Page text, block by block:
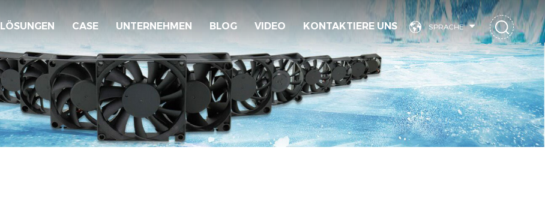
SPRACHE
LÖSUNGEN CASE UNTERNEHMEN BLOG VIDEO KONTAKTIERE UNS